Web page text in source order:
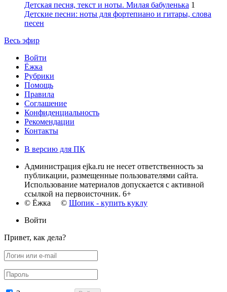
Детская песня, текст и ноты. Милая бабуленька 1
Детские песни: ноты для фортепиано и гитары, слова
песен
Весь эфир
Войти
Ёжка
Рубрики
Помощь
Правила
Соглашение
Конфиденциальность
Рекомендации
Контакты
В версию для ПК
Администрация ejka.ru не несет ответственность за
публикации, размещенные пользователями сайта.
Использование материалов допускается с активной
ссылкой на первоисточник. 6+
© Ёжка © Шопик - купить куклу
Войти
Привет, как дела?